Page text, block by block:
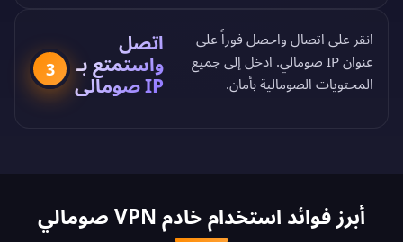
3
اتصل
واستمتع بـ
IP صومالي
انقر على اتصال واحصل فوراً على
عنوان IP صومالي. ادخل إلى جميع
المحتويات الصومالية بأمان.
أبرز فوائد استخدام خادم VPN صومالي